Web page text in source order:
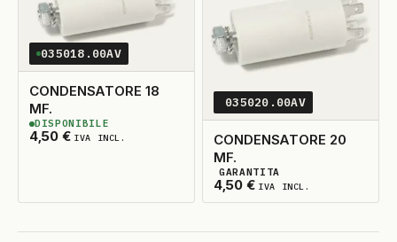
035018.00AV
CONDENSATORE 18
MF.
4,50 € IVA INCL.
2DISPONIBILI
DISPONIBILE
035020.00AV
CONDENSATORE 20
MF.
4,50 € IVA INCL.
2DISPONIBILI
GARANTITA